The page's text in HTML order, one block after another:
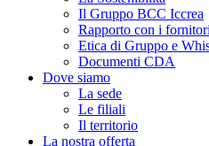
Il Gruppo BCC Iccrea
Rapporto con i fornitori
Etica di Gruppo e
Documenti CDA
Dove siamo
La sede
Le filiali
Il territorio
La nostra offerta